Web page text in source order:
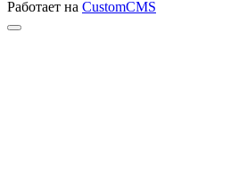
Работает на CustomCMS